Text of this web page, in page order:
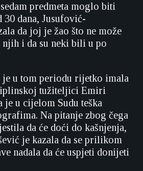
predmeta moglo biti
dana, Jusufović-
da joj je žao što ne može
i da su neki bili u po
je u tom periodu rijetko imala
tužiteljici Emiri
je u cijelom Sudu teška
Na pitanje zbog čega
da će doći do kašnjenja,
je kazala da se prilikom
nadala da će uspjeti donijeti